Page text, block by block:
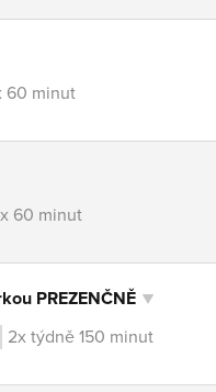
60 minut
60 minut
PREZENČNĚ
2x týdně 150 minut